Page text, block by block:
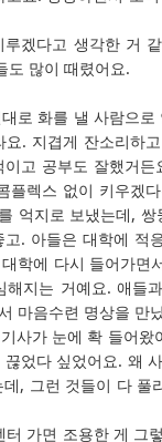
겠다고 생각한 거
도 많이 때렸어요.
로 화를 낼 사람으로
. 지겹게 잔소리하
고 공부도 잘했거든
렉스 없이 키우겠
억지로 보냈는데, 쌍
. 아들은 대학에 적
학에 다시 들어가면
지는 거예요. 애들
마음수련 명상을 만
사가 눈에 확 들어왔
었다 싶었어요. 왜
, 그런 것들이 다 풀
가면 조용한 게 그